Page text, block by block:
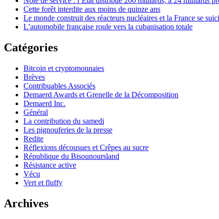
Cette forêt interdite aux moins de quinze ans
Le monde construit des réacteurs nucléaires et la France se
L’automobile française roule vers la cubanisation totale
Catégories
Bitcoin et cryptomonnaies
Brèves
Contribuables Associés
Demaerd Awards et Grenelle de la Décomposition
Demaerd Inc.
Général
La contribution du samedi
Les pignouferies de la presse
Redite
Réflexions décousues et Crêpes au sucre
République du Bisounoursland
Résistance active
Vécu
Vert et fluffy
Archives